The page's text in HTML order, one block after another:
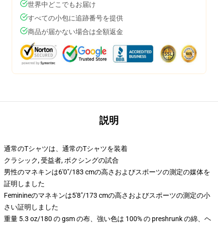
世界中どこでもお届け
すべての小包に追跡番号を提供
商品が届かない場合は全額返金
説明
通常のTシャツは、通常のTシャツを装着
クラシック, 受益者, ボクシングの試合
男性のマネキンは6'0"/183 cmの高さおよびスポーツの測定の媒体を
証明しました
Feminineのマネキンは5'8"/173 cmの高さおよびスポーツの測定の小
さい証明しました
重量 5.3 oz/180 の gsm の布、強い色は 100% の preshrunk の綿、ヘ